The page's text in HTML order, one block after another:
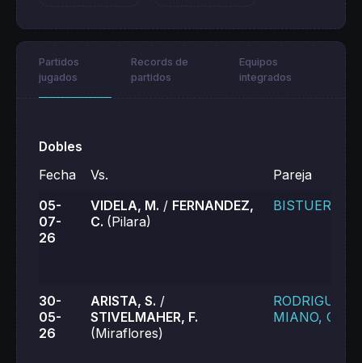
Partidos
jugados
Records de
partidos
Equipos
integrados
Dobles
Fecha Vs.
Pareja
05-
07-
26
VIDELA, M. / FERNANDEZ,
C. (Pilara)
BISTUER, K.
30-
05-
26
ARISTA, S. /
STIVELMAHER, F.
(Miraflores)
RODRIGUEZ
MIANO, C.